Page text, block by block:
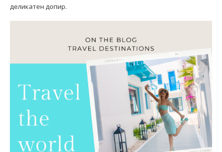
деликатен допир.